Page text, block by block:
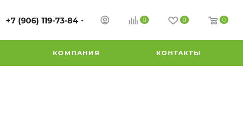
+7 (906) 119-73-84 0 0 0
КОМПАНИЯ КОНТАКТЫ